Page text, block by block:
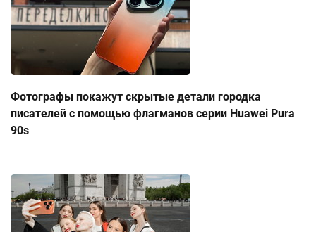
Фотографы покажут скрытые детали городка
писателей с помощью флагманов серии Huawei Pura
90s